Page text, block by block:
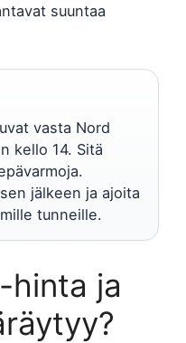
suuntaa
vasta Nord
kello 14. Sitä
jälkeen ja ajoita
tunneille.
hinta ja